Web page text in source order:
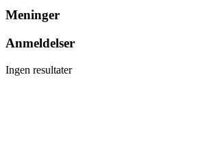
Meninger
Anmeldelser
Ingen resultater